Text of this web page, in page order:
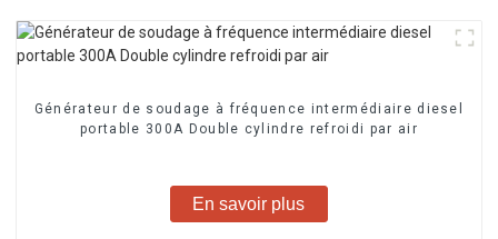
Générateur de soudage à fréquence intermédiaire diesel
portable 300A Double cylindre refroidi par air
En savoir plus